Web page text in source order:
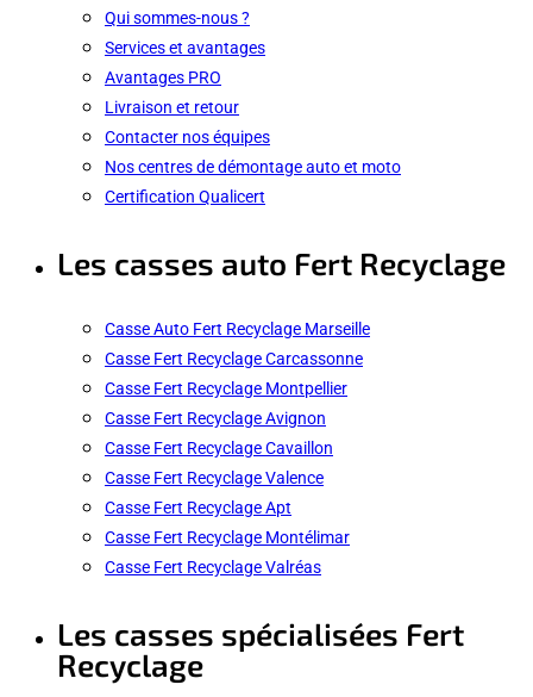
Qui sommes-nous ?
Services et avantages
Avantages PRO
Livraison et retour
Contacter nos équipes
Nos centres de démontage auto et moto
Certification Qualicert
Les casses auto Fert Recyclage
Casse Auto Fert Recyclage Marseille
Casse Fert Recyclage Carcassonne
Casse Fert Recyclage Montpellier
Casse Fert Recyclage Avignon
Casse Fert Recyclage Cavaillon
Casse Fert Recyclage Valence
Casse Fert Recyclage Apt
Casse Fert Recyclage Montélimar
Casse Fert Recyclage Valréas
Les casses spécialisées Fert
Recyclage